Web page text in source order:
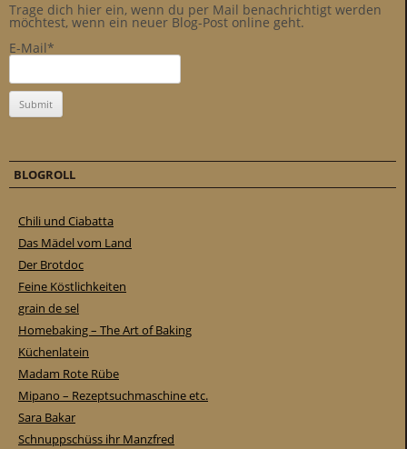
Trage dich hier ein, wenn du per Mail benachrichtigt werden
möchtest, wenn ein neuer Blog-Post online geht.
E-Mail*
BLOGROLL
Chili und Ciabatta
Das Mädel vom Land
Der Brotdoc
Feine Köstlichkeiten
grain de sel
Homebaking – The Art of Baking
Küchenlatein
Madam Rote Rübe
Mipano – Rezeptsuchmaschine etc.
Sara Bakar
Schnuppschüss ihr Manzfred